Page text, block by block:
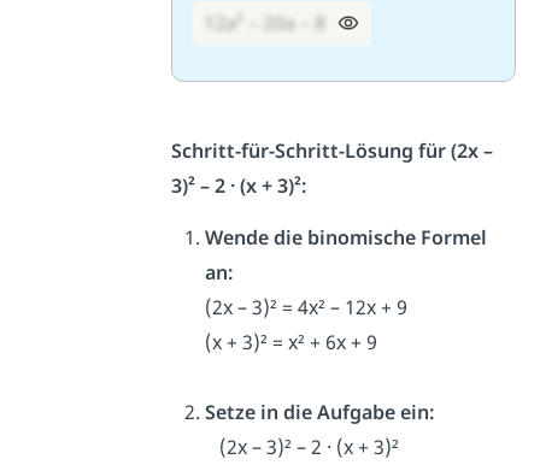
12a² – 20a – 8
Schritt-für-Schritt-Lösung für (2x –
3)² – 2 · (x + 3)²:
Wende die binomische Formel
an:
(2x – 3)² = 4x² – 12x + 9
(x + 3)² = x² + 6x + 9
Setze in die Aufgabe ein:
(2x – 3)² – 2 · (x + 3)²